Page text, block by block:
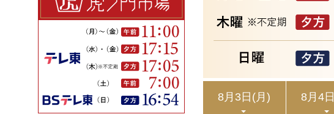
8月3日 (月) 8月4日